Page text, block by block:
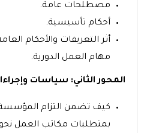
مصطلحات عامة.
أحكام تأسيسية.
أثر التعريفات والأحكام
مهام العمل الدورية.
المحور الثاني: سياسات
كيف تضمن التزام المؤسسة
بمتطلبات مكاتب العمل